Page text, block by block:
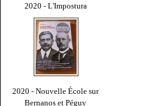
2020 - L'Impostura
2020 - Nouvelle École sur
Bernanos et Péguy